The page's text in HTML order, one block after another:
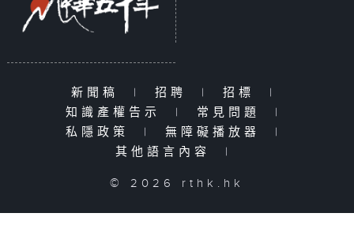
新聞稿 | 招聘 | 招標
|
知識產權告示
| 常見問題
|
私隱政策
| 無障礙播放器
|
其他語言內容
|
© 2026 rthk.hk